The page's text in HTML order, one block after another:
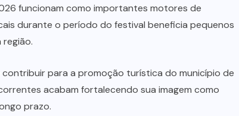
funcionam como importantes motores de
durante o período do festival beneficia pequenos
para a promoção turística do município de
acabam fortalecendo sua imagem como
prazo.